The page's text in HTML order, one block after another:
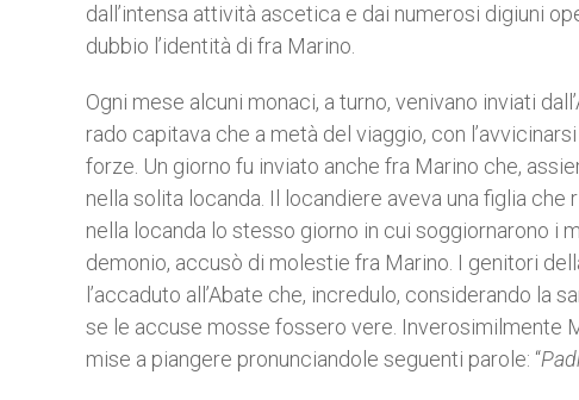
dall’intensa attività ascetica e dai numerosi digiuni
dubbio l’identità di fra Marino.
Ogni mese alcuni monaci, a turno, venivano inviati
rado capitava che a metà del viaggio, con
forze. Un giorno fu inviato anche fra Marino che,
nella solita locanda. Il locandiere aveva una figlia
nella locanda lo stesso giorno in cui soggiornarono i
demonio, accusò di molestie fra Marino. I genitori
l’accaduto all’Abate che, incredulo, considerando la
se le accuse mosse fossero vere. Inverosimilmente
mise a piangere pronunciandole seguenti parole: “